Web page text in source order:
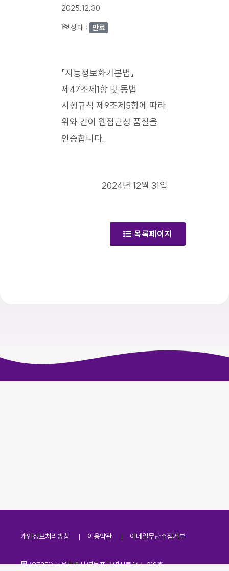
2025.12.30
상태 : 만료
「지능정보화기본법」
제47조제1항 및 동법
시행규칙 제9조제5항에 따라
위와 같이 웹접근성 품질을
인증합니다.
2024년 12월 31일
목록페이지
개인정보처리방침 이용약관 이메일무단수집거부
주소
(07251) 서울특별시 영등포구 영신로 166, 319호